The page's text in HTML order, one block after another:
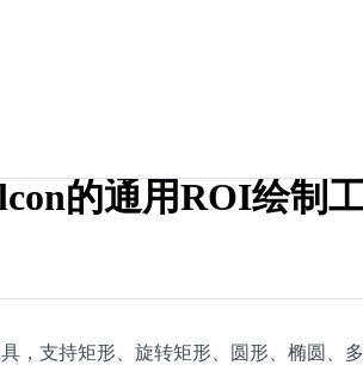
的通用ROI绘制
，支持矩形、旋转矩形、圆形、椭圆、